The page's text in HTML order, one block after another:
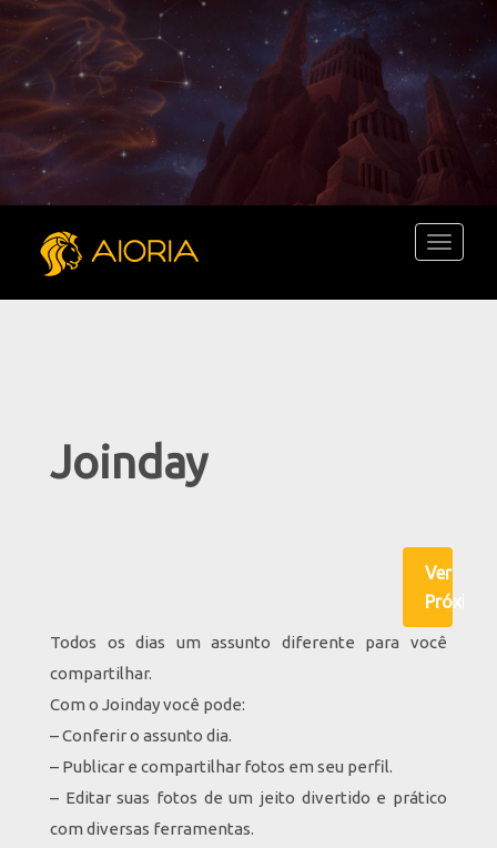
Toggle
Joinday
Ver
Próximo
Todos os dias um assunto diferente para você
compartilhar.
Com o Joinday você pode:
– Conferir o assunto dia.
– Publicar e compartilhar fotos em seu perfil.
– Editar suas fotos de um jeito divertido e prático
com diversas ferramentas.